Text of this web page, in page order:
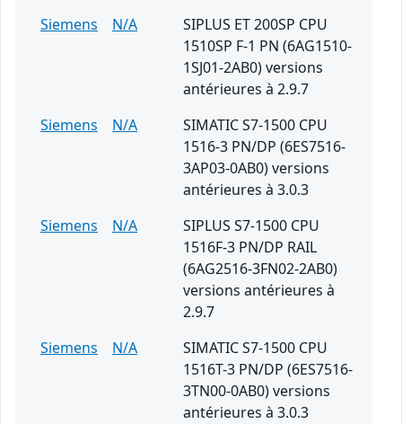
Siemens
N/A
SIPLUS ET 200SP CPU
1510SP F-1 PN (6AG1510-
1SJ01-2AB0) versions
antérieures à 2.9.7
Siemens
N/A
SIMATIC S7-1500 CPU
1516-3 PN/DP (6ES7516-
3AP03-0AB0) versions
antérieures à 3.0.3
Siemens
N/A
SIPLUS S7-1500 CPU
1516F-3 PN/DP RAIL
(6AG2516-3FN02-2AB0)
versions antérieures à
2.9.7
Siemens
N/A
SIMATIC S7-1500 CPU
1516T-3 PN/DP (6ES7516-
3TN00-0AB0) versions
antérieures à 3.0.3